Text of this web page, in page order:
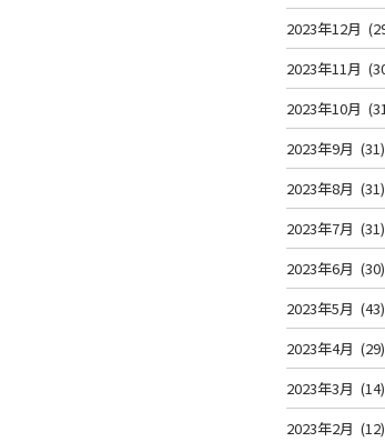
2023年12月
2023年11月
2023年10月
2023年9月 (31)
2023年8月 (31)
2023年7月 (31)
2023年6月 (30)
2023年5月 (43)
2023年4月 (29)
2023年3月 (14)
2023年2月 (12)